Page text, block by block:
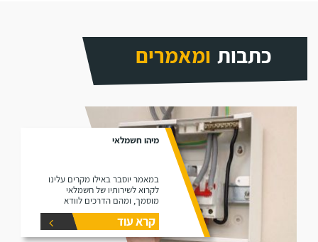
כתבות ומאמרים
מיהו חשמלאי
במאמר יוסבר באילו מקרים עלינו
לקרוא לשירותיו של חשמלאי
מוסמך, ומהם הדרכים לוודא
שהחשמלאי שהזמנו הוא אכן
מוסמך.
קרא עוד